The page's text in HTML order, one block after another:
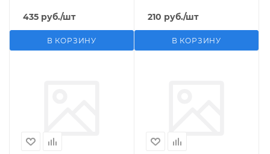
435 руб./шт
В КОРЗИНУ
210 руб./шт
В КОРЗИНУ